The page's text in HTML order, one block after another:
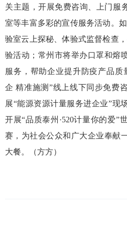
关主题，开展免费咨询、上门服
室等丰富多彩的宣传服务活动。
验室云上探秘、体验式监督检查
验活动；常州市将举办口罩和熔
服务，帮助企业提升防疫产品质
企 精准施测”线上线下同步免费
展“能源资源计量服务进企业”现
开展“品质泰州·520计量你的爱”
赛，为社会公众和广大企业奉献
大餐。（方方）